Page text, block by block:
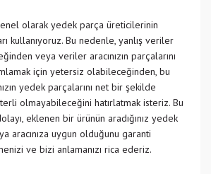
olarak yedek parça üreticilerinin
kullanıyoruz. Bu nedenle, yanlış veriler
veya veriler aracınızın parçalarını
için yetersiz olabileceğinden, bu
yedek parçalarını net bir şekilde
olmayabileceğini hatırlatmak isteriz. Bu
eklenen bir ürünün aradığınız yedek
aracınıza uygun olduğunu garanti
ve bizi anlamanızı rica ederiz.